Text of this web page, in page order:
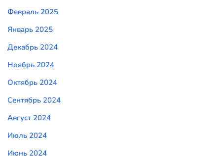
Февраль 2025
Январь 2025
Декабрь 2024
Ноябрь 2024
Октябрь 2024
Сентябрь 2024
Август 2024
Июль 2024
Июнь 2024